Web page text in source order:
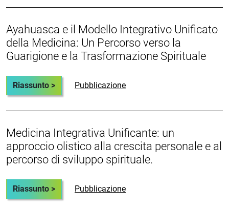
Ayahuasca e il Modello Integrativo Unificato
della Medicina: Un Percorso verso la
Guarigione e la Trasformazione Spirituale
Riassunto > Pubblicazione
Medicina Integrativa Unificante: un
approccio olistico alla crescita personale e al
percorso di sviluppo spirituale.
Riassunto > Pubblicazione